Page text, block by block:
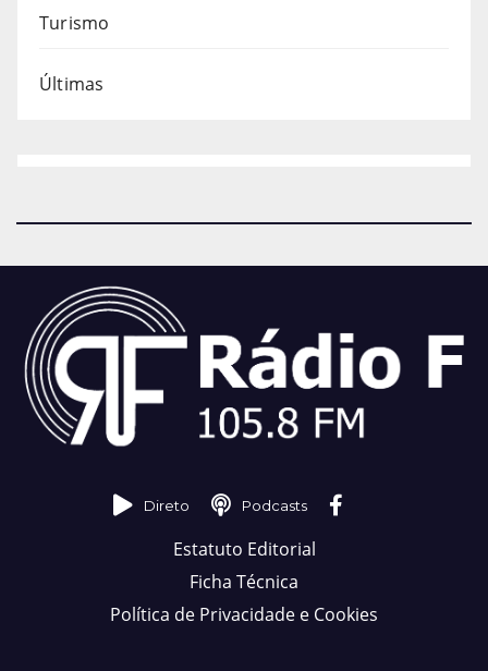
Turismo
Últimas
Direto Podcasts
Estatuto Editorial
Ficha Técnica
Política de Privacidade e Cookies